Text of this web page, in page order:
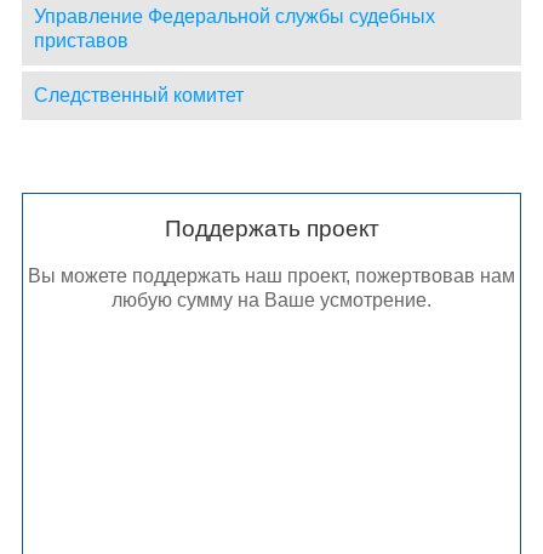
Управление Федеральной службы судебных
приставов
Следственный комитет
Поддержать проект
Вы можете поддержать наш проект, пожертвовав нам
любую сумму на Ваше усмотрение.